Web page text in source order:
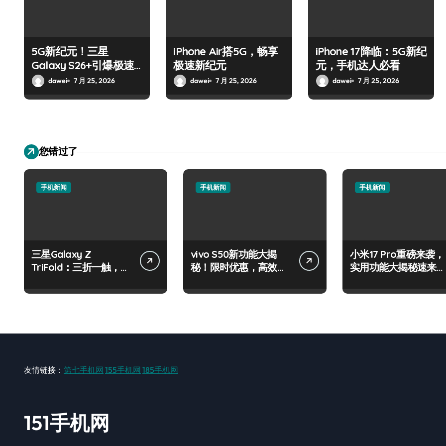
5G新纪元！三星
Galaxy S26+引爆极速
通信dawei 7 月 25, 2026
iPhone Air搭5G，畅享
极速新纪元
dawei 7 月 25, 2026
iPhone 17降临：5G新纪
元，手机达人必看
dawei 7 月 25, 2026
您错过了
手机新闻
三星Galaxy Z
TriFold：三折一触，未
手机新闻
vivo S50新功能大揭
秘！限时优惠，高效玩
手机新闻
小米17 Pro重磅来袭，
实用功能大揭秘速来围
友情链接： 第七手机网 155手机网 185手机网
151手机网